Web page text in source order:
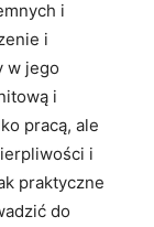
i
i
w jego
i
pracą, ale
i
praktyczne
do